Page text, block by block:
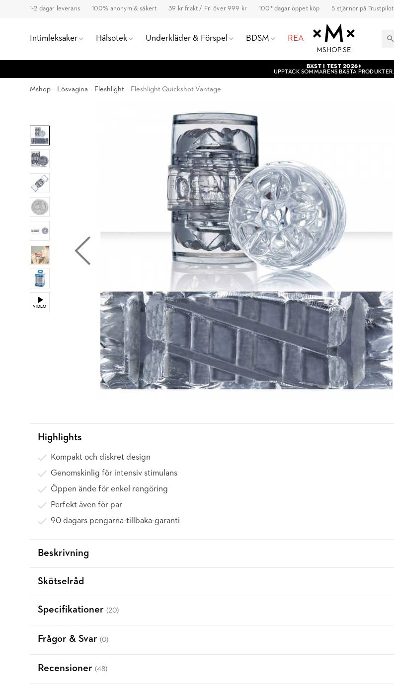
1-2 dagar leverans 100% anonym & säkert 39 kr frakt / Fri över 999 kr 100* dagar öppet köp 5 stjärnor på Trustpilot
Intimleksaker Hälsotek Underkläder & Förspel BDSM REA
MSHOP.SE
BÄST I TEST 2026
UPPTÄCK SOMMARENS BÄSTA PRODUKTER.
Mshop Lösvagina Fleshlight Fleshlight Quickshot Vantage
VIDEO
Highlights
Kompakt och diskret design
Genomskinlig för intensiv stimulans
Öppen ände för enkel rengöring
Perfekt även för par
90 dagars pengarna-tillbaka-garanti
Beskrivning
Skötselråd
Specifikationer (20)
Frågor & Svar (0)
Recensioner (48)